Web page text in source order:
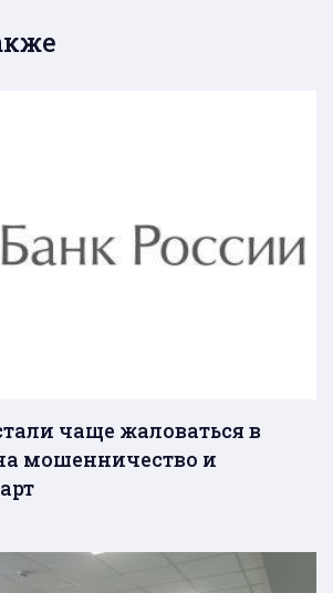
чаще жаловаться в
мошенничество и